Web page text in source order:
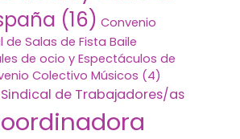
(16) Convenio
Salas de Fista Baile
de ocio y Espectáculos de
Colectivo Músicos (4)
de Trabajadores/as